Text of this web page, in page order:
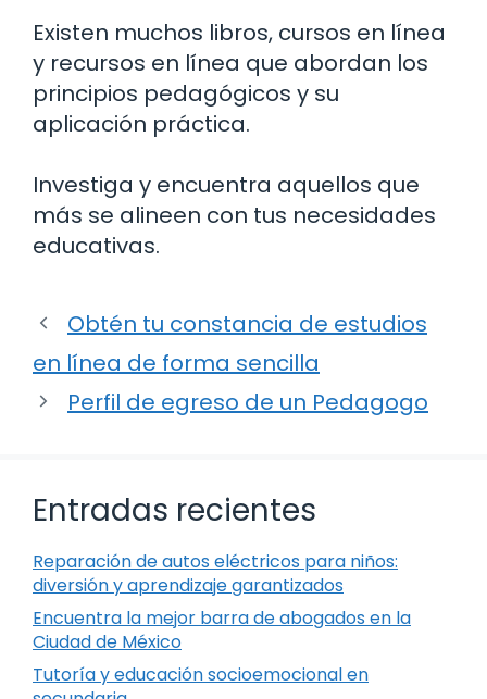
Existen muchos libros, cursos en línea
y recursos en línea que abordan los
principios pedagógicos y su
aplicación práctica.
Investiga y encuentra aquellos que
más se alineen con tus necesidades
educativas.
Obtén tu constancia de estudios
en línea de forma sencilla
Perfil de egreso de un Pedagogo
Entradas recientes
Reparación de autos eléctricos para niños:
diversión y aprendizaje garantizados
Encuentra la mejor barra de abogados en la
Ciudad de México
Tutoría y educación socioemocional en